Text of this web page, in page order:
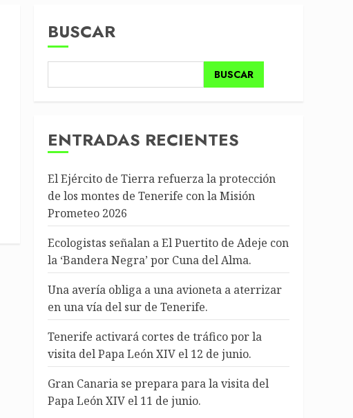
BUSCAR
BUSCAR
ENTRADAS RECIENTES
El Ejército de Tierra refuerza la protección
de los montes de Tenerife con la Misión
Prometeo 2026
Ecologistas señalan a El Puertito de Adeje con
la ‘Bandera Negra’ por Cuna del Alma.
Una avería obliga a una avioneta a aterrizar
en una vía del sur de Tenerife.
Tenerife activará cortes de tráfico por la
visita del Papa León XIV el 12 de junio.
Gran Canaria se prepara para la visita del
Papa León XIV el 11 de junio.